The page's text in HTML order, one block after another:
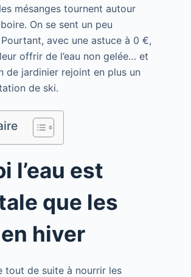
mésanges tournent autour
On se sent un peu
avec une astuce à 0 €,
offrir de l’eau non gelée… et
de jardinier rejoint en plus un
de ski.
l’eau est
que les
hiver
tout de suite à nourrir les